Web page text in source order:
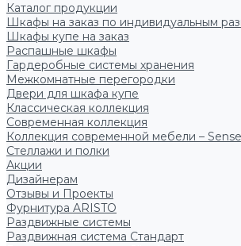
Каталог продукции
Шкафы на заказ по индивидуальным
Шкафы купе на заказ
Распашные шкафы
Гардеробные системы хранения
Межкомнатные перегородки
Двери для шкафа купе
Классическая коллекция
Современная коллекция
Коллекция современной мебели –
Стеллажи и полки
Акции
Дизайнерам
Отзывы и Проекты
Фурнитура ARISTO
Раздвижные системы
Раздвижная система Стандарт